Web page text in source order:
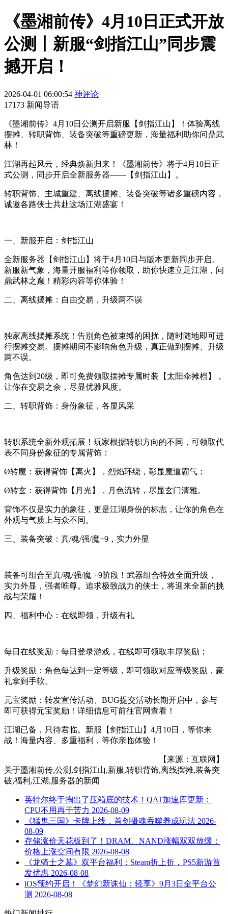
《墨湘前传》4月10日正式开放
公测丨新服“剑指江山”同步震
撼开启！
2026-04-01 06:00:54 神评论
17173 新闻导语
《墨湘前传》4月10日公测开启新服【剑指江山】！体验离线
摆摊、转职背饰、装备突破等重磅更新，海量福利助你问鼎武
林！
江湖再起风云，经典焕新归来！《墨湘前传》将于4月10日正
式公测，同步开启全新服务器——【剑指江山】。
转职背饰、主城重建、离线摆摊、装备突破等诸多重磅内容，
诚邀各路侠士共赴这场江湖盛宴！
一、新服开启：剑指江山
全新服务器【剑指江山】将于4月10日与版本更新同步开启。
新服新气象，海量开服福利等你领取，助你快速立足江湖，问
鼎武林之巅！精彩内容等你体验！
二、离线摆摊：自由交易，升级两不误
独家离线摆摊系统！告别角色被束缚的困扰，随时随地即可进
行摆摊交易。摆摊期间不影响角色升级，真正做到摆摊、升级
两不误。
角色达到20级，即可免费领取摆摊专属时装【太阳伞摊档】，
让你在交易之余，尽显优雅风度。
二、转职背饰：身份象征，各显风采
转职系统全新外观拓展！玩家根据转职方向的不同，可领取代
表不同身份象征的专属背饰：
Ø转魔：获得背饰【离火】，烈焰环绕，彰显魔道霸气；
Ø转玄：获得背饰【月光】，月色流转，尽显玄门清雅。
背饰不仅是实力的象征，更是江湖身份的标志，让你的角色在
外观与气质上与众不同。
三、装备突破：真/魂/强/魔+9，实力外显
装备可组合至真/魂/强/魔 +9阶段！武器组合特效全面升级，
实力外显，强者唯尊。追求极致战力的侠士，将迎来全新的挑
战与荣耀！
四、福利中心：在线即领，升级有礼
每日在线奖励：每日登录游戏，在线即可领取丰厚奖励；
升级奖励：角色每达到一定等级，即可领取对应等级奖励，豪
礼拿到手软。
元宝奖励：转发宣传活动、BUG提交活动长期开启中，参与
即可获得元宝奖励！详细信息可前往官网查看！
江湖已备，只待君临。新服【剑指江山】4月10日，等你来
战！海量内容、多重福利，等你亲临体验！
【来源：互联网】
关于墨湘前传,公测,剑指江山,新服,转职背饰,离线摆摊,装备突
破,福利,江湖,服务器的新闻
英特尔终于掏出了压箱底的技术！QAT加速库更新：
CPU不用再干苦力 2026-08-09
《猛鬼三国》卡牌上线，首创摄魂吞噬养成玩法 2026-
08-09
存储涨价天花板到了！DRAM、NAND涨幅双双放缓：
价格上涨空间有限 2026-08-08
《龙骑士之墓》双平台福利：Steam折上折，PS5新游首
发优惠 2026-08-08
iOS预约开启！《梦幻新诛仙：轻享》9月3日全平台公
测 2026-08-08